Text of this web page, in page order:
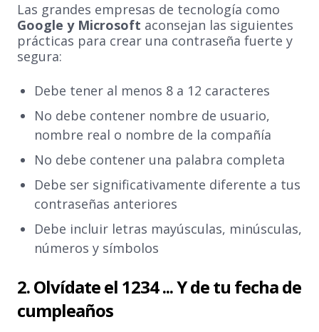
Las grandes empresas de tecnología como
Google y Microsoft aconsejan las siguientes
prácticas para crear una contraseña fuerte y
segura:
Debe tener al menos 8 a 12 caracteres
No debe contener nombre de usuario,
nombre real o nombre de la compañía
No debe contener una palabra completa
Debe ser significativamente diferente a tus
contraseñas anteriores
Debe incluir letras mayúsculas, minúsculas,
números y símbolos
2. Olvídate el 1234 ... Y de tu fecha de
cumpleaños